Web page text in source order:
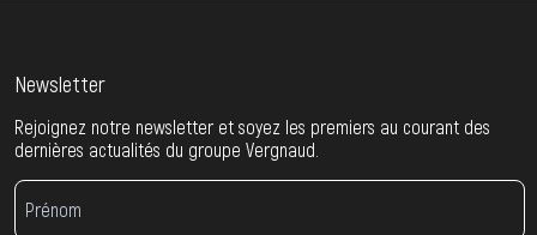
Newsletter
Rejoignez notre newsletter et soyez les premiers au courant des
dernières actualités du groupe Vergnaud.